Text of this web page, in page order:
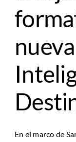
En el marco de